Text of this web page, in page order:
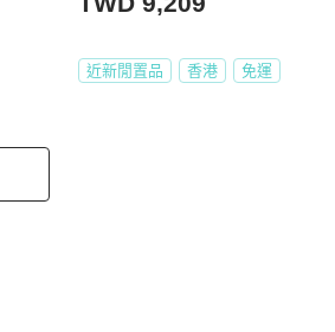
近新閒置品 香港 免運